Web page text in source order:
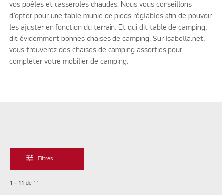
vos poêles et casseroles chaudes. Nous vous conseillons
d’opter pour une table munie de pieds réglables afin de pouvoir
les ajuster en fonction du terrain. Et qui dit table de camping,
dit évidemment bonnes chaises de camping. Sur Isabella.net,
vous trouverez des chaises de camping assorties pour
compléter votre mobilier de camping.
tune Filtres
1 - 11 de 11